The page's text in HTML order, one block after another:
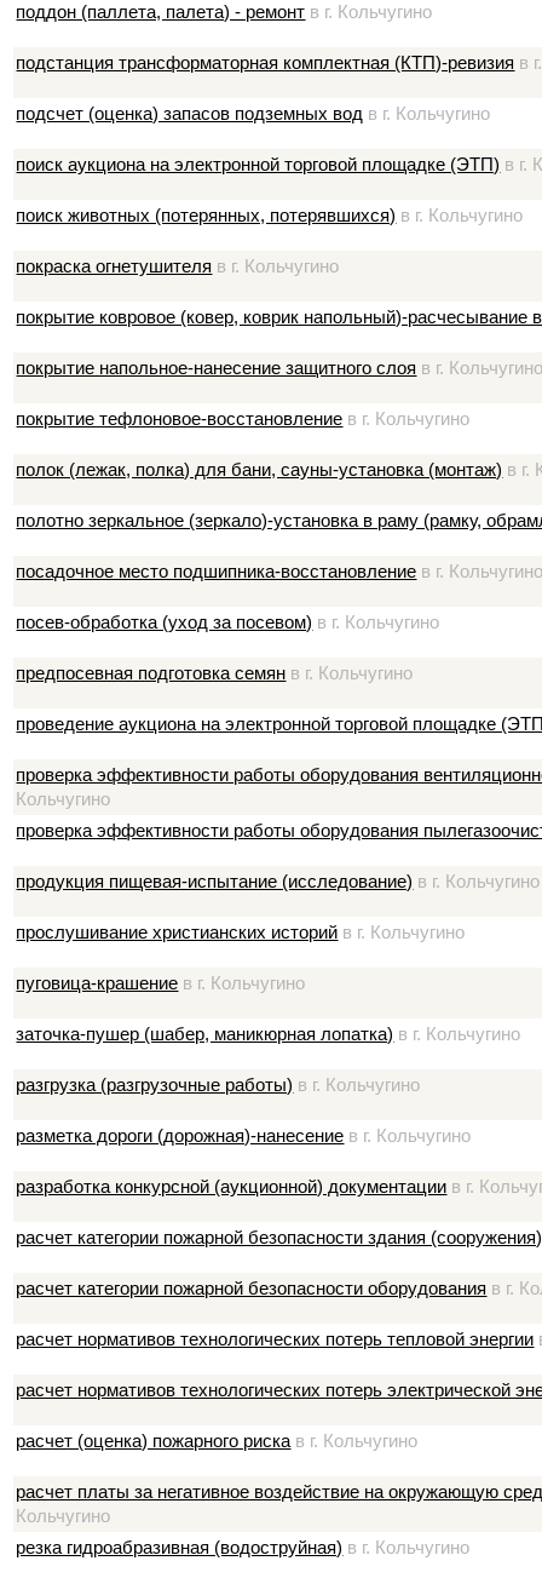
поддон (паллета, палета) - ремонт в г. Кольчугино
подстанция трансформаторная комплектная (КТП)-ревизия в
подсчет (оценка) запасов подземных вод в г. Кольчугино
поиск аукциона на электронной торговой площадке (ЭТП) в г.
поиск животных (потерянных, потерявшихся) в г. Кольчугино
покраска огнетушителя в г. Кольчугино
покрытие ковровое (ковер, коврик напольный)-расчесывание
покрытие напольное-нанесение защитного слоя в г.
покрытие тефлоновое-восстановление в г. Кольчугино
полок (лежак, полка) для бани, сауны-установка (монтаж) в г.
полотно зеркальное (зеркало)-установка в раму (рамку,
посадочное место подшипника-восстановление в г.
посев-обработка (уход за посевом) в г. Кольчугино
предпосевная подготовка семян в г. Кольчугино
проведение аукциона на электронной торговой площадке
проверка эффективности работы оборудования
Кольчугино
проверка эффективности работы оборудования
продукция пищевая-испытание (исследование) в г. Кольчугино
прослушивание христианских историй в г. Кольчугино
пуговица-крашение в г. Кольчугино
заточка-пушер (шабер, маникюрная лопатка) в г. Кольчугино
разгрузка (разгрузочные работы) в г. Кольчугино
разметка дороги (дорожная)-нанесение в г. Кольчугино
разработка конкурсной (аукционной) документации в г.
расчет категории пожарной безопасности здания (сооружения)
расчет категории пожарной безопасности оборудования в г.
расчет нормативов технологических потерь тепловой энергии
расчет нормативов технологических потерь электрической
расчет (оценка) пожарного риска в г. Кольчугино
расчет платы за негативное воздействие на окружающую
Кольчугино
резка гидроабразивная (водоструйная) в г. Кольчугино